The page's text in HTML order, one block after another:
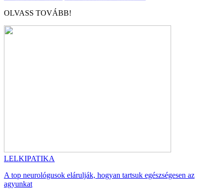
OLVASS TOVÁBB!
LELKIPATIKA
A top neurológusok elárulják, hogyan tartsuk egészségesen az
agyunkat